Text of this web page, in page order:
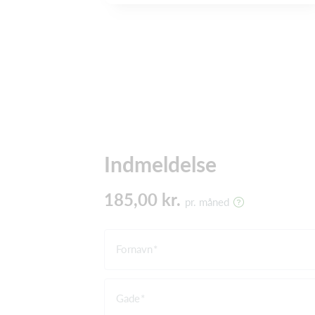
Indmeldelse
185,00 kr. pr. måned
Fornavn
Gade